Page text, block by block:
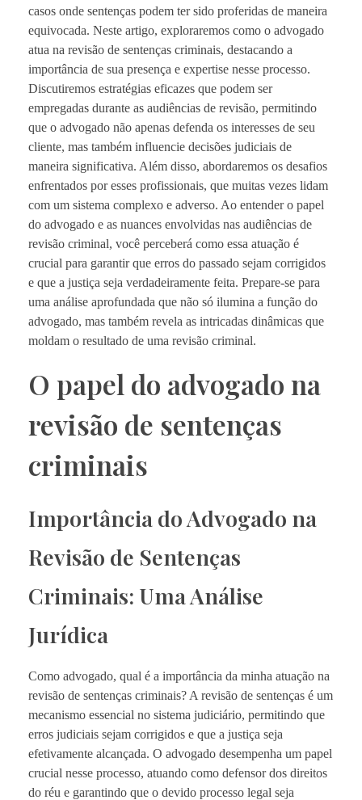
casos onde sentenças podem ter sido proferidas de maneira
equivocada. Neste artigo, exploraremos como o advogado
atua na revisão de sentenças criminais, destacando a
importância de sua presença e expertise nesse processo.
Discutiremos estratégias eficazes que podem ser
empregadas durante as audiências de revisão, permitindo
que o advogado não apenas defenda os interesses de seu
cliente, mas também influencie decisões judiciais de
maneira significativa. Além disso, abordaremos os desafios
enfrentados por esses profissionais, que muitas vezes lidam
com um sistema complexo e adverso. Ao entender o papel
do advogado e as nuances envolvidas nas audiências de
revisão criminal, você perceberá como essa atuação é
crucial para garantir que erros do passado sejam corrigidos
e que a justiça seja verdadeiramente feita. Prepare-se para
uma análise aprofundada que não só ilumina a função do
advogado, mas também revela as intricadas dinâmicas que
moldam o resultado de uma revisão criminal.
O papel do advogado na
revisão de sentenças
criminais
Importância do Advogado na
Revisão de Sentenças
Criminais: Uma Análise
Jurídica
Como advogado, qual é a importância da minha atuação na
revisão de sentenças criminais? A revisão de sentenças é um
mecanismo essencial no sistema judiciário, permitindo que
erros judiciais sejam corrigidos e que a justiça seja
efetivamente alcançada. O advogado desempenha um papel
crucial nesse processo, atuando como defensor dos direitos
do réu e garantindo que o devido processo legal seja